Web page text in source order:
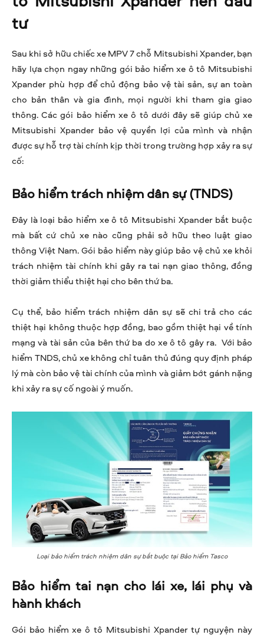
tư
Sau khi sở hữu chiếc xe MPV 7 chỗ Mitsubishi Xpander, bạn
hãy lựa chọn ngay những gói bảo hiểm xe ô tô Mitsubishi
Xpander phù hợp để chủ động bảo vệ tài sản, sự an toàn
cho bản thân và gia đình, mọi người khi tham gia giao
thông. Các gói bảo hiểm xe ô tô dưới đây sẽ giúp chủ xe
Mitsubishi Xpander bảo vệ quyền lợi của mình và nhận
được sự hỗ trợ tài chính kịp thời trong trường hợp xảy ra sự
cố:
Bảo hiểm trách nhiệm dân sự (TNDS)
Đây là loại bảo hiểm xe ô tô Mitsubishi Xpander bắt buộc
mà bất cứ chủ xe nào cũng phải sở hữu theo luật giao
thông Việt Nam. Gói bảo hiểm này giúp bảo vệ chủ xe khỏi
trách nhiệm tài chính khi gây ra tai nạn giao thông, đồng
thời giảm thiểu thiệt hại cho bên thứ ba.
Cụ thể, bảo hiểm trách nhiệm dân sự sẽ chi trả cho các
thiệt hại không thuộc hợp đồng, bao gồm thiệt hại về tính
mạng và tài sản của bên thứ ba do xe ô tô gây ra. Với bảo
hiểm TNDS, chủ xe không chỉ tuân thủ đúng quy định pháp
lý mà còn bảo vệ tài chính của mình và giảm bớt gánh nặng
khi xảy ra sự cố ngoài ý muốn.
Loại bảo hiểm trách nhiệm dân sự bắt buộc tại Bảo hiểm Tasco
Bảo hiểm tai nạn cho lái xe, lái phụ và
hành khách
Gói bảo hiểm xe ô tô Mitsubishi Xpander tự nguyện này